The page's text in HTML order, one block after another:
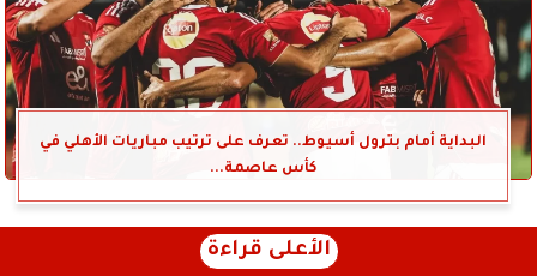
البداية أمام بترول أسيوط.. تعرف على ترتيب مباريات الأهلي في
كأس عاصمة...
الأعلى قراءة